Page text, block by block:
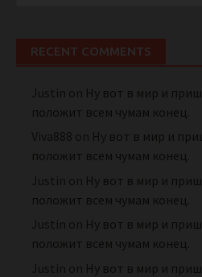
RECENT COMMENTS
Justin on Ну вот в мир и
положит всем чумам конец.
Viva888 on Ну вот в мир и
положит всем чумам конец.
Justin on Ну вот в мир и
положит всем чумам конец.
Justin on Ну вот в мир и
положит всем чумам конец.
Justin on Ну вот в мир и